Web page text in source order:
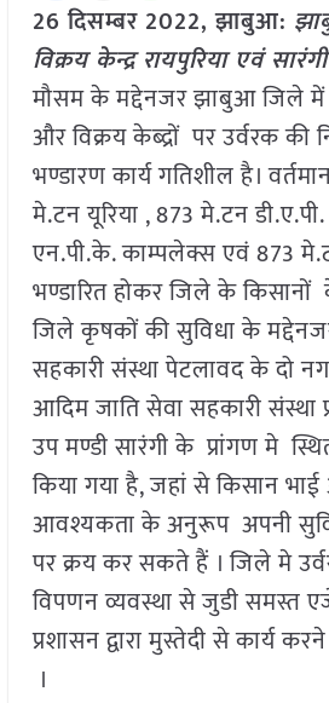
26 दिसम्बर 2022, झाबुआ:
विक्रय केन्द्र रायपुरिया एवं
मौसम के मद्देनजर झाबुआ जिले में
और विक्रय केब्द्रों पर उर्वरक की
भण्डारण कार्य गतिशील है।
मे.टन यूरिया , 873 मे.टन
एन.पी.के. काम्पलेक्स एवं 873
भण्डारित होकर जिले के
जिले कृषकों की सुविधा के
सहकारी संस्था पेटलावद के दो
आदिम जाति सेवा सहकारी संस्था
उप मण्डी सारंगी के प्रांगण मे
किया गया है, जहां से किसान
आवश्यकता के अनुरूप अपनी
पर क्रय कर सकते हैं । जिले मे
विपणन व्यवस्था से जुडी समस्त
प्रशासन द्वारा मुस्तेदी से कार्य
।